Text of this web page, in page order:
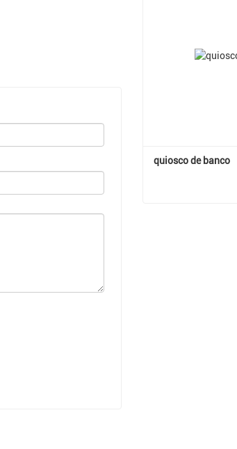
quiosco de banco